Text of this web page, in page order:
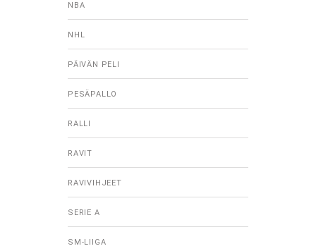
NBA
NHL
PÄIVÄN PELI
PESÄPALLO
RALLI
RAVIT
RAVIVIHJEET
SERIE A
SM-LIIGA